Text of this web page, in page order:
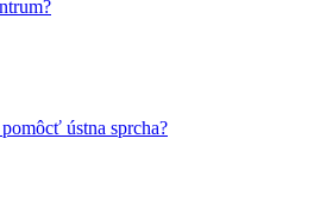
ústna sprcha?